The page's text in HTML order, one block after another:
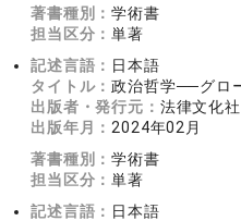
著書種別：学術書
担当区分：単著
記述言語： 日本語
タイトル：政治哲学──グロ
出版者・発行元： 法律文化社
出版年月： 2024年02月
著書種別：学術書
担当区分：単著
記述言語： 日本語